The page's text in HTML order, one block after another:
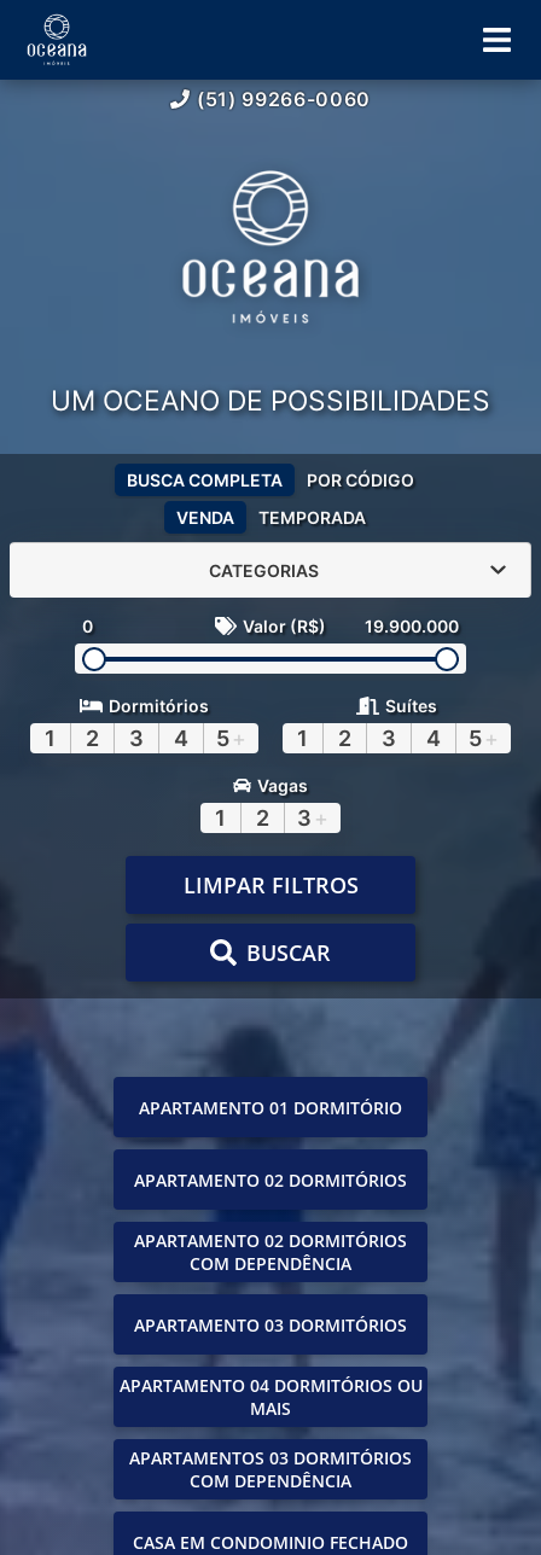
(51) 99266-0060
UM OCEANO DE POSSIBILIDADES
VENDA TEMPORADA
BUSCA COMPLETA POR CÓDIGO
CATEGORIAS
0 Valor (R$) 19.900.000
Dormitórios
1 2 3 4 5+
Suítes
1 2 3 4 5+
Vagas
1 2 3 +
LIMPAR FILTROS
BUSCAR
APARTAMENTO 01 DORMITÓRIO
APARTAMENTO 02 DORMITÓRIOS
APARTAMENTO 02 DORMITÓRIOS
COM DEPENDÊNCIA
APARTAMENTO 03 DORMITÓRIOS
APARTAMENTO 04 DORMITÓRIOS OU
MAIS
APARTAMENTOS 03 DORMITÓRIOS
COM DEPENDÊNCIA
CASA EM CONDOMINIO FECHADO